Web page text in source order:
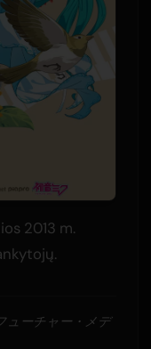
2013 m.
ーチャー・メデ